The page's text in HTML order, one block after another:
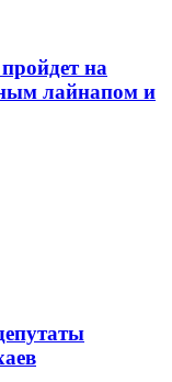
на
лайнапом и